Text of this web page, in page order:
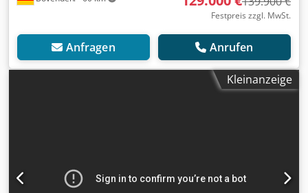
Festpreis zzgl. MwSt.
Anfragen Anrufen
Kleinanzeige